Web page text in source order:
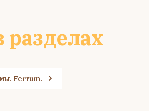
разделах
Ferrum.